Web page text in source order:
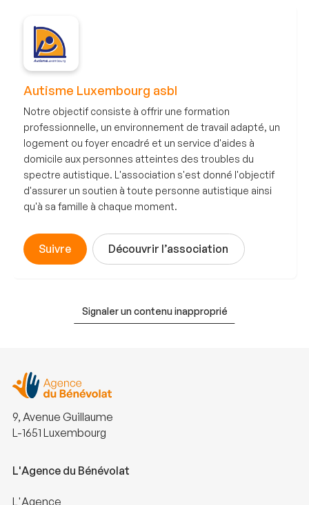
Autisme Luxembourg asbl
Notre objectif consiste à offrir une formation
professionnelle, un environnement de travail adapté, un
logement ou foyer encadré et un service d'aides à
domicile aux personnes atteintes des troubles du
spectre autistique. L'association s'est donné l'objectif
d'assurer un soutien à toute personne autistique ainsi
qu'à sa famille à chaque moment.
Suivre Découvrir l’association
Signaler un contenu inapproprié
9, Avenue Guillaume
L-1651 Luxembourg
L'Agence du Bénévolat
L'Agence